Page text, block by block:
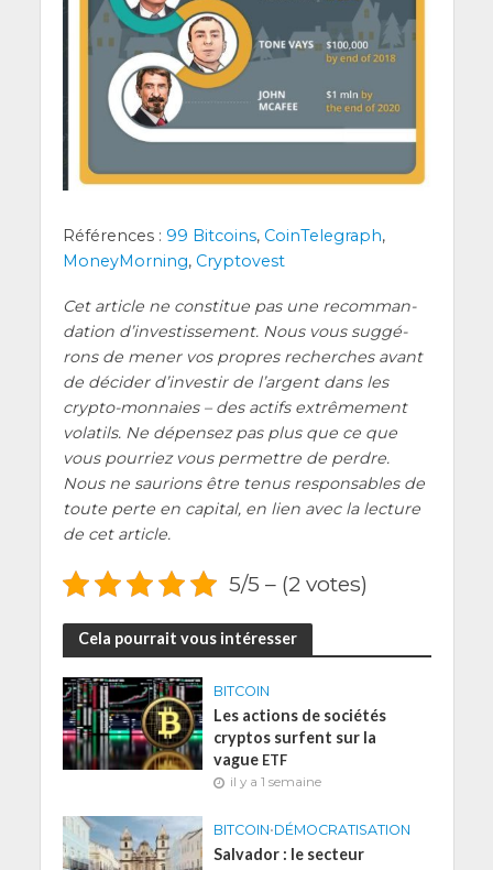
Réfé­rences : 99 Bit­coins, Coin­Te­le­graph,
Money­Mor­ning, Cryp­to­vest
Cet article ne consti­tue pas une recom­man­
da­tion d’investissement. Nous vous sug­gé­
rons de mener vos propres recherches avant
de déci­der d’investir de l’argent dans les
cryp­to-mon­naies – des actifs extrê­me­ment
vola­tils. Ne dépen­sez pas plus que ce que
vous pour­riez vous per­mettre de perdre.
Nous ne sau­rions être tenus res­pon­sables de
toute perte en capi­tal, en lien avec la lec­ture
de cet article.
5/5 – (2 votes)
Cela pourrait vous intéresser
BITCOIN
Les actions de sociétés
cryptos surfent sur la
vague ETF
il y a 1 semaine
BITCOIN•DÉMOCRATISATION
Salvador : le secteur